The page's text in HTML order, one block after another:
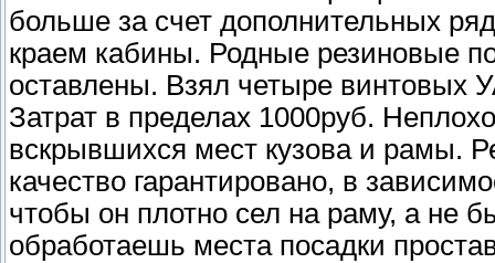
больше за счет дополнительных
краем кабины. Родные резиновые
оставлены. Взял четыре винтовых
Затрат в пределах 1000руб.
вскрывшихся мест кузова и рамы.
качество гарантировано, в
чтобы он плотно сел на раму, а не
обработаешь места посадки